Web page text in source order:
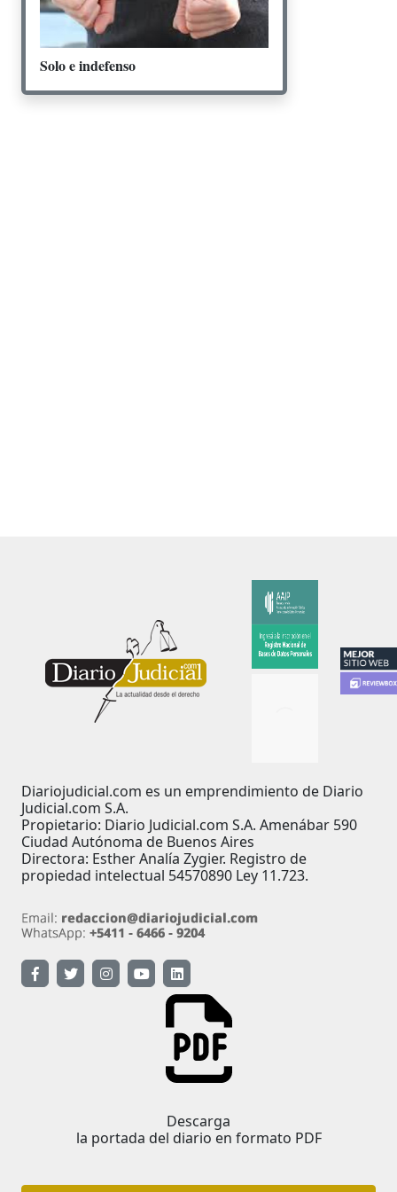
Solo e indefenso
Diariojudicial.com es un emprendimiento de Diario
Judicial.com S.A.
Propietario: Diario Judicial.com S.A. Amenábar 590
Ciudad Autónoma de Buenos Aires
Directora: Esther Analía Zygier. Registro de
propiedad intelectual 54570890 Ley 11.723.
Descarga
la portada del diario en formato PDF